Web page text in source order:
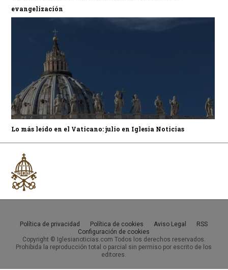
evangelización
Lo más leído en el Vaticano: julio en Iglesia Noticias
Política de privacidad Política de cookies Aviso Legal
RSS
Configuración de cookies
Copyright © Iglesianoticias.com Todos los derechos reservados.
Prohibida la reproducción total o parcial sin permiso por escrito de los
editores.